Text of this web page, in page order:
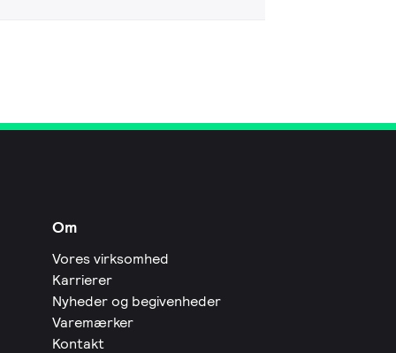
Om
Vores virksomhed
Karrierer
Nyheder og begivenheder
Varemærker
Kontakt